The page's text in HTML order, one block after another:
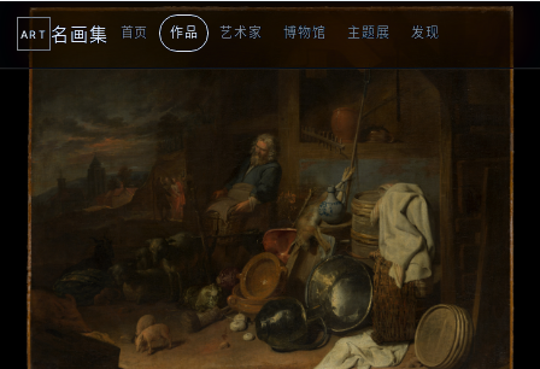
ART 名画集 首页 作品 艺术家 博物馆 主题展 发现
3
个
看
点